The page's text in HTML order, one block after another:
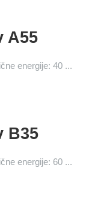
A55
energije: 40 ...
B35
energije: 60 ...